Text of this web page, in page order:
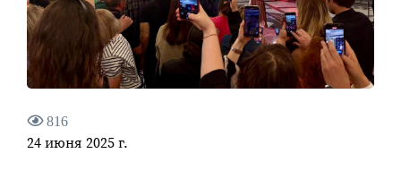
816
24 июня 2025 г.